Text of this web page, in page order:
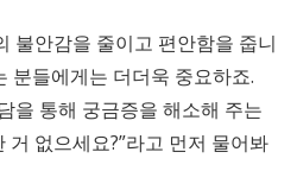
불안감을 줄이고 편안함을 줍니
분들에게는 더더욱 중요하죠.
을 통해 궁금증을 해소해 주는
거 없으세요?”라고 먼저 물어봐